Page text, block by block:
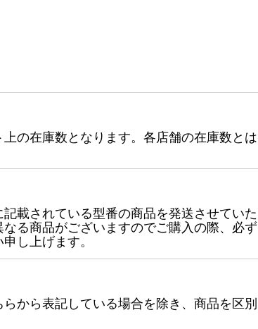
の在庫数となります。各店舗の在庫数とは
載されている型番の商品を発送させていた
る商品がございますのでご購入の際、必ず
し上げます。
から表記している場合を除き、商品を区別